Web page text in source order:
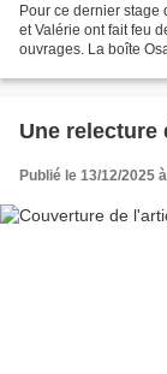
Pour ce dernier stage
et Valérie ont fait feu
ouvrages. La boîte
Une relecture
Publié le 13/12/2025